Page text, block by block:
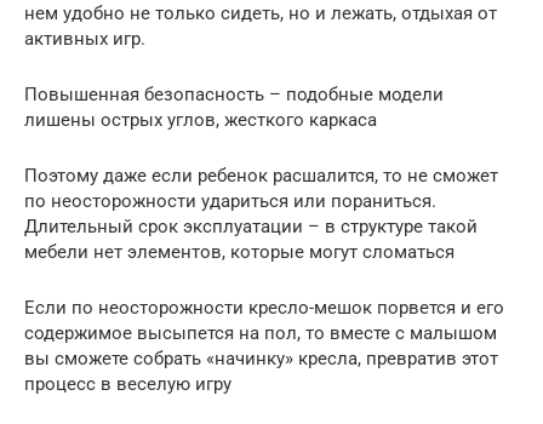
нем удобно не только сидеть, но и лежать, отдыхая от
активных игр.
Повышенная безопасность – подобные модели
лишены острых углов, жесткого каркаса
Поэтому даже если ребенок расшалится, то не сможет
по неосторожности удариться или пораниться.
Длительный срок эксплуатации – в структуре такой
мебели нет элементов, которые могут сломаться
Если по неосторожности кресло-мешок порвется и его
содержимое высыпется на пол, то вместе с малышом
вы сможете собрать «начинку» кресла, превратив этот
процесс в веселую игру